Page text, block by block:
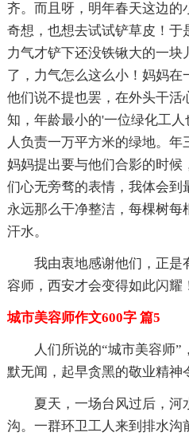
齐。而且呀，明年春天这边的
奇想，也想去试试铲草皮！于
力气才铲下还没铁锹大的一
了，力气怎么这么小！妈妈在
他们说不提也罢，在外头干活
知，年龄最小的'一位绿化工
人负责一万平方米的绿地。年
妈妈提出要与他们合影的时候
们心无旁骛的表情，我体会到
永远那么干净整洁，每棵树每
汗水。
我由衷地感谢他们，正是
容师，西安才会变得如此闪耀
城市美容师作文600字 篇5
人们所说的“城市美容师”
默无闻，起早贪黑的敬业精神
夏天，一场台风过后，河
沟。一群环卫工人来到排水沟